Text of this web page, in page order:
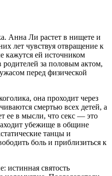
Анна Ли растет в нищете и
лет чувствуя отвращение к
кажутся ей источником
родителей за половым актом,
перед физической
она проходит через
смертью всех детей, а
ее в мысли, что секс — это
убежище в общине
танцы и
боль и приблизиться к
истинная святость